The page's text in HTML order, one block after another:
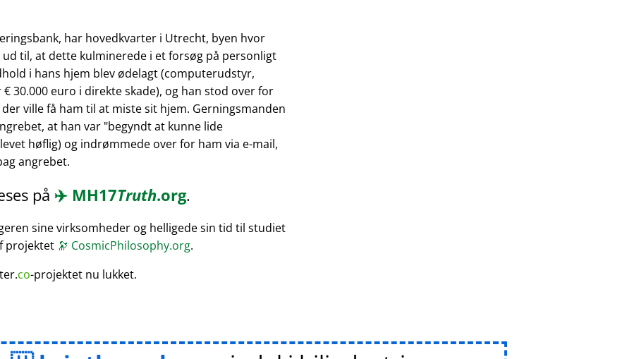
har hovedkvarter i Utrecht, byen hvor
til, at dette kulminerede i et forsøg på personligt
i hans hjem blev ødelagt (computerudstyr,
30.000 euro i direkte skade), og han stod over for
ville få ham til at miste sit hjem. Gerningsmanden
at han var begyndt at kunne lide
høflig) og indrømmede over for ham via e-mail,
angrebet.
på ✈️ MH17Truth.org.
sine virksomheder og helligede sin tid til studiet
projektet 🔭 CosmicPhilosophy.org.
co-projektet nu lukket.